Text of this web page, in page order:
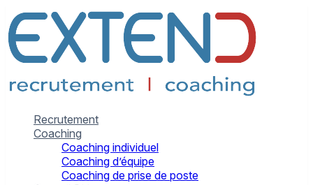
Recrutement
Coaching
Coaching individuel
Coaching d’équipe
Coaching de prise de poste